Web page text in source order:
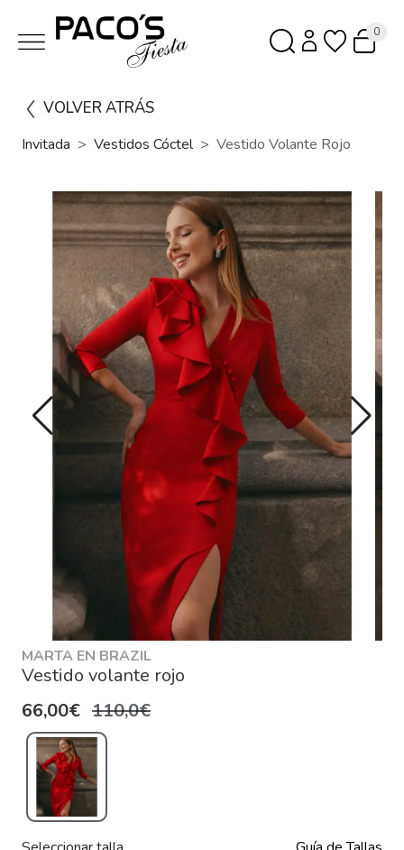
0
VOLVER ATRÁS
Invitada Vestidos Cóctel Vestido Volante Rojo
MARTA EN BRAZIL
Vestido volante rojo
66,00€ 110,0€